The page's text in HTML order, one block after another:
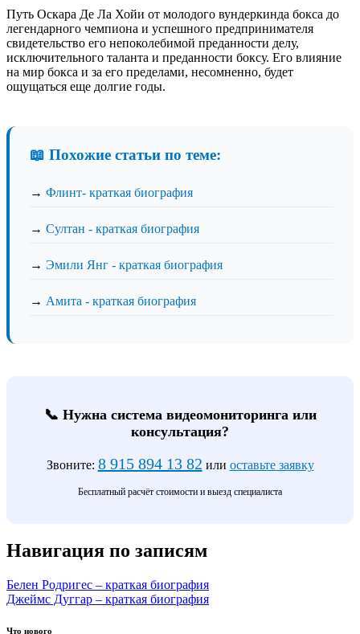
Путь Оскара Де Ла Хойи от молодого вундеркинда бокса до
легендарного чемпиона и успешного предпринимателя
свидетельство его непоколебимой преданности делу,
исключительного таланта и преданности боксу. Его влияние
на мир бокса и за его пределами, несомненно, будет
ощущаться еще долгие годы.
📖 Похожие статьи по теме:
→ Флинт- краткая биография
→ Султан - краткая биография
→ Эмили Янг - краткая биография
→ Амита - краткая биография
📞 Нужна система видеомониторинга или
консультация?
Звоните: 8 915 894 13 82 или оставьте заявку
Бесплатный расчёт стоимости и выезд специалиста
Навигация по записям
Белен Родригес – краткая биография
Джеймс Дуггар – краткая биография
Что нового